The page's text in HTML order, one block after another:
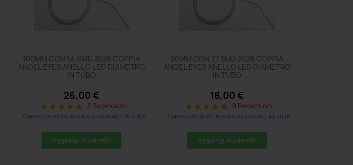
100MM CON 54 SMD 3528 COPPIA
ANGEL EYES ANELLO LED DIAMETRO
IN TUBO
26,00 €
star star star star star 3 Recensioni
Questo prodotto è stato acquistato: 38 volte
Aggiungi al carrello
90MM CON 27 SMD 3528 COPPIA
ANGEL EYES ANELLO LED DIAMETRO
IN TUBO
18,00 €
star star star star star 9 Recensioni
Questo prodotto è stato acquistato: 44 volte
Aggiungi al carrello